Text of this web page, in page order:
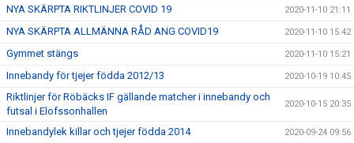
NYA SKÄRPTA RIKTLINJER COVID 19 2020-11-10 21:11
NYA SKÄRPTA ALLMÄNNA RÅD ANG COVID19 2020-11-10 15:42
Gymmet stängs 2020-11-10 15:21
Innebandy för tjejer födda 2012/13 2020-10-19 10:45
Riktlinjer för Röbäcks IF gällande matcher i innebandy och
futsal i Elofssonhallen
2020-10-15 20:35
Innebandylek killar och tjejer födda 2014 2020-09-24 09:56